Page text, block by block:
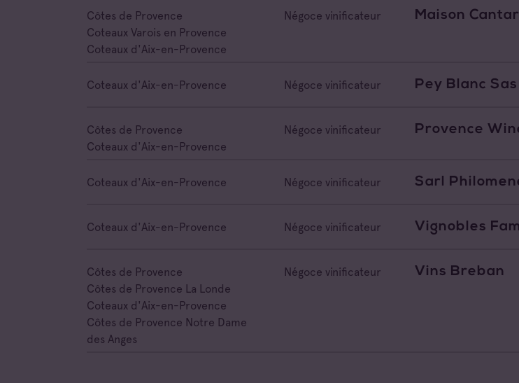
Côtes de Provence
Coteaux Varois en Provence
Coteaux d'Aix-en-Provence
Négoce vinificateur Maison
Coteaux d'Aix-en-Provence Négoce vinificateur Pey Blanc Sas
Côtes de Provence
Coteaux d'Aix-en-Provence
Négoce vinificateur Provence
Coteaux d'Aix-en-Provence Négoce vinificateur Sarl
Coteaux d'Aix-en-Provence Négoce vinificateur Vignobles
Côtes de Provence
Côtes de Provence La Londe
Coteaux d'Aix-en-Provence
Côtes de Provence Notre Dame
des Anges
Négoce vinificateur Vins Breban